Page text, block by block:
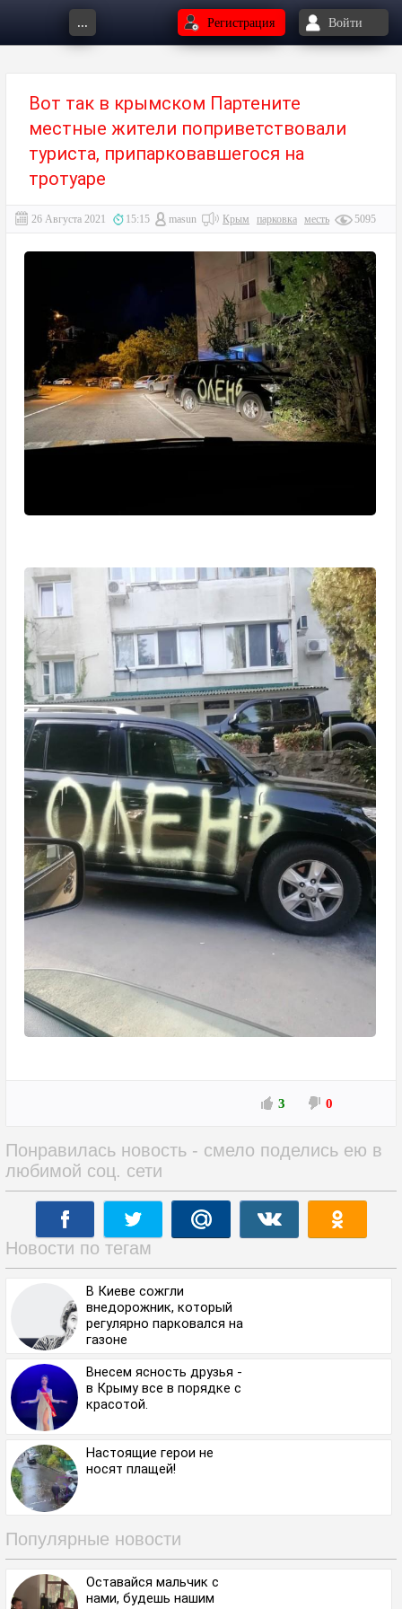
... Регистрация Войти
Вот так в крымском Партените
местные жители поприветствовали
туриста, припарковавшегося на
тротуаре
26 Августа 2021 15:15 masun Крым парковка месть 5095
3 0
Понравилась новость - смело поделись ею в
любимой соц. сети
Новости по тегам
В Киеве сожгли
внедорожник, который
регулярно парковался на
газоне
Внесем ясность друзья -
в Крыму все в порядке с
красотой.
Настоящие герои не
носят плащей!
Популярные новости
Оставайся мальчик с
нами, будешь нашим